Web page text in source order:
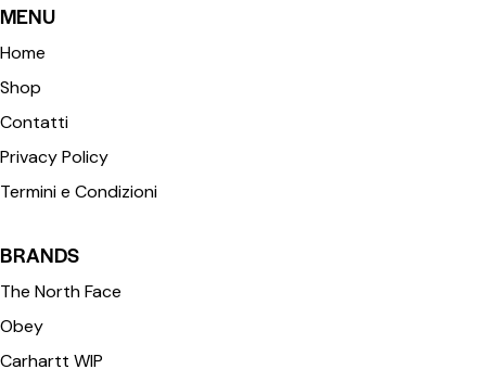
MENU
Home
Shop
Contatti
Privacy Policy
Termini e Condizioni
BRANDS
The North Face
Obey
Carhartt WIP